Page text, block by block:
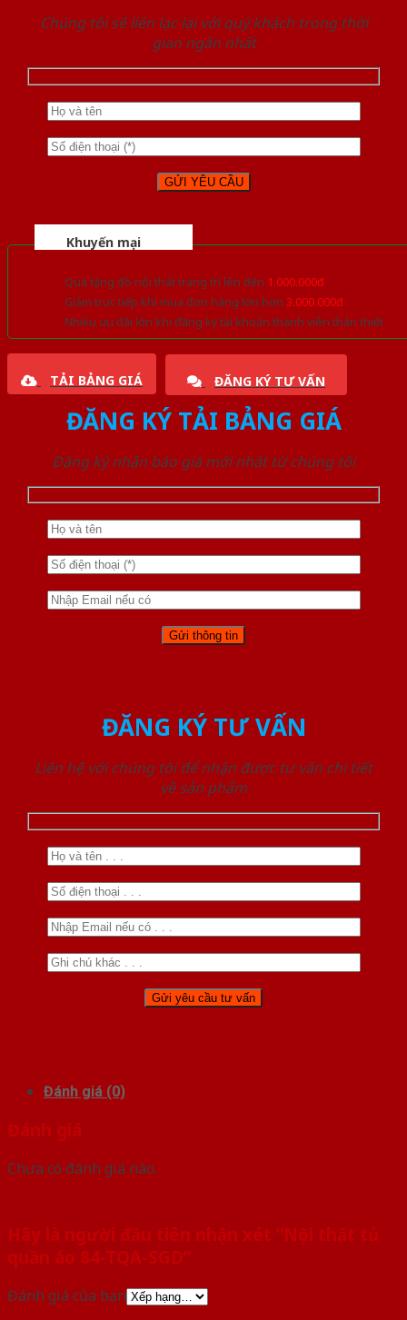
Chúng tôi sẽ liên lạc lại với quý khách trong thời
gian ngắn nhất
Khuyến mại
Quà tặng đồ nội thất trang trí lên đến 1.000.000đ
Giảm trực tiếp khi mua đơn hàng lớn hơn 3.000.000đ
Nhiều ưu đãi lớn khi đăng ký tài khoản thành viên thân thiết
TẢI BẢNG GIÁ ĐĂNG KÝ TƯ VẤN
ĐĂNG KÝ TẢI BẢNG GIÁ
Đăng ký nhận báo giá mới nhất từ chúng tôi
ĐĂNG KÝ TƯ VẤN
Liên hệ với chúng tôi để nhận được tư vấn chi tiết
về sản phẩm
Đánh giá (0)
Đánh giá
Chưa có đánh giá nào.
Hãy là người đầu tiên nhận xét “Nội thất tủ
quần áo 84-TQA-SGD”
Đánh giá của bạn